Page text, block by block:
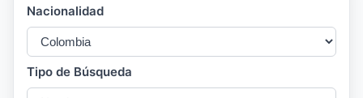
Nacionalidad
Tipo de Búsqueda